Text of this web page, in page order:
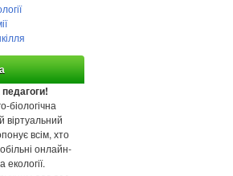
біологічна
віртуальний
всім, хто
онлайн-
екології.